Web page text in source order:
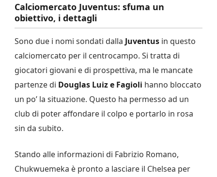
Calciomercato Juventus: sfuma un
obiettivo, i dettagli
Sono due i nomi sondati dalla Juventus in questo
calciomercato per il centrocampo. Si tratta di
giocatori giovani e di prospettiva, ma le mancate
partenze di Douglas Luiz e Fagioli hanno bloccato
un po’ la situazione. Questo ha permesso ad un
club di poter affondare il colpo e portarlo in rosa
sin da subito.
Stando alle informazioni di Fabrizio Romano,
Chukwuemeka è pronto a lasciare il Chelsea per